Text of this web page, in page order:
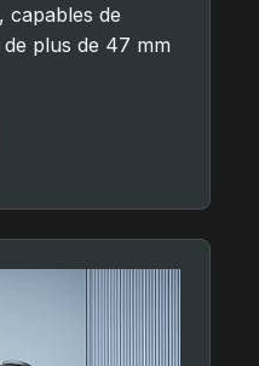
capables de
plus de 47 mm